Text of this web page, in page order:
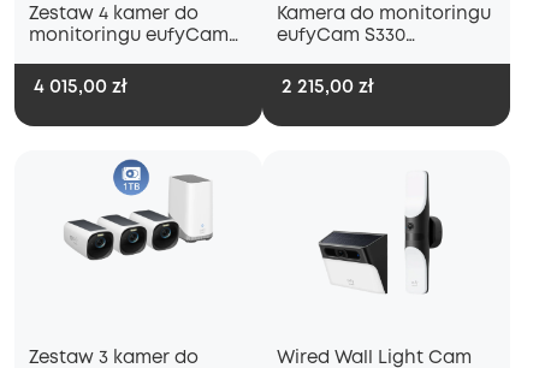
Zestaw 4 kamer do
monitoringu eufyCam
twardy 1 TB
4 015,00 zł
Kamera do monitoringu
eufyCam S330
twardy 1 TB
2 215,00 zł
Zestaw 3 kamer do
Wired Wall Light Cam